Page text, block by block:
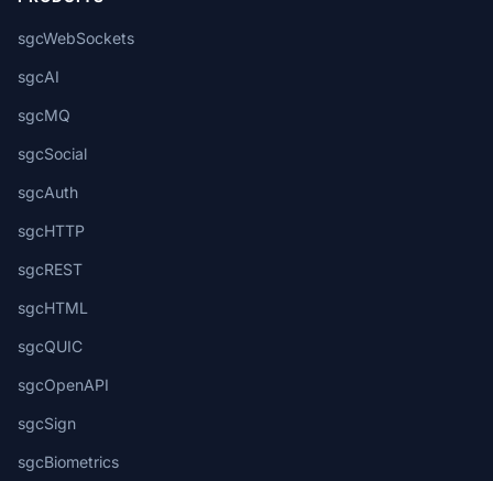
sgcWebSockets
sgcAI
sgcMQ
sgcSocial
sgcAuth
sgcHTTP
sgcREST
sgcHTML
sgcQUIC
sgcOpenAPI
sgcSign
sgcBiometrics